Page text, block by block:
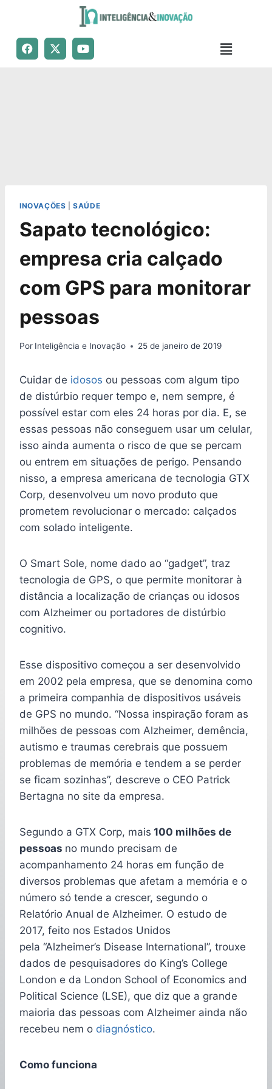
INOVAÇÕES |SAÚDE
Sapato tecnológico:
empresa cria calçado
com GPS para monitorar
pessoas
Por Inteligência e Inovação 25 de janeiro de 2019
Cuidar de idosos ou pessoas com algum tipo
de distúrbio requer tempo e, nem sempre, é
possível estar com eles 24 horas por dia. E, se
essas pessoas não conseguem usar um celular,
isso ainda aumenta o risco de que se percam
ou entrem em situações de perigo. Pensando
nisso, a empresa americana de tecnologia GTX
Corp, desenvolveu um novo produto que
prometem revolucionar o mercado: calçados
com solado inteligente.
O Smart Sole, nome dado ao “gadget”, traz
tecnologia de GPS, o que permite monitorar à
distância a localização de crianças ou idosos
com Alzheimer ou portadores de distúrbio
cognitivo.
Esse dispositivo começou a ser desenvolvido
em 2002 pela empresa, que se denomina como
a primeira companhia de dispositivos usáveis
de GPS no mundo. “Nossa inspiração foram as
milhões de pessoas com Alzheimer, demência,
autismo e traumas cerebrais que possuem
problemas de memória e tendem a se perder
se ficam sozinhas”, descreve o CEO Patrick
Bertagna no site da empresa.
Segundo a GTX Corp, mais 100 milhões de
pessoas no mundo precisam de
acompanhamento 24 horas em função de
diversos problemas que afetam a memória e o
número só tende a crescer, segundo o
Relatório Anual de Alzheimer. O estudo de
2017, feito nos Estados Unidos
pela “Alzheimer’s Disease International”, trouxe
dados de pesquisadores do King’s College
London e da London School of Economics and
Political Science (LSE), que diz que a grande
maioria das pessoas com Alzheimer ainda não
recebeu nem o diagnóstico.
Como funciona